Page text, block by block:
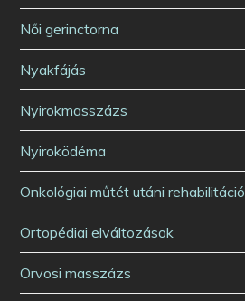
Női gerinctorna
Nyakfájás
Nyirokmasszázs
Nyiroködéma
Onkológiai műtét utáni rehabilitáció
Ortopédiai elváltozások
Orvosi masszázs